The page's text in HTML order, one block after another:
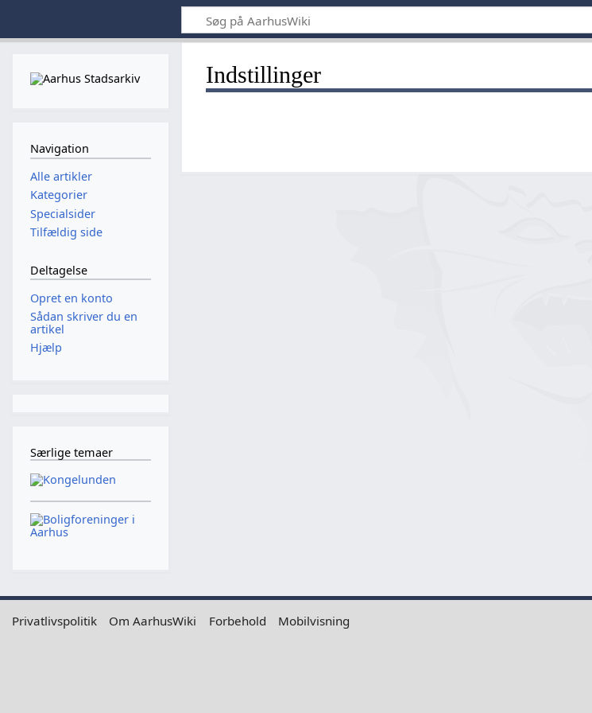
Indstillinger
Navigation
Alle artikler
Kategorier
Specialsider
Tilfældig side
Deltagelse
Opret en konto
Sådan skriver du en
artikel
Hjælp
Særlige temaer
Privatlivspolitik Om AarhusWiki Forbehold Mobilvisning